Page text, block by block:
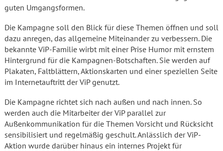
guten Umgangsformen.
Die Kampagne soll den Blick für diese Themen öffnen und soll
dazu anregen, das allgemeine Miteinander zu verbessern. Die
bekannte ViP-Familie wirbt mit einer Prise Humor mit ernstem
Hintergrund für die Kampagnen-Botschaften. Sie werden auf
Plakaten, Faltblättern, Aktionskarten und einer speziellen Seite
im Internetauftritt der ViP genutzt.
Die Kampagne richtet sich nach außen und nach innen. So
werden auch die Mitarbeiter der ViP parallel zur
Außenkommunikation für die Themen Vorsicht und Rücksicht
sensibilisiert und regelmäßig geschult. Anlässlich der ViP-
Aktion wurde darüber hinaus ein internes Projekt für